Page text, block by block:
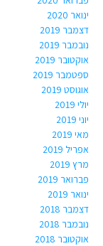
ינואר 2020
דצמבר 2019
נובמבר 2019
אוקטובר 2019
ספטמבר 2019
אוגוסט 2019
יולי 2019
יוני 2019
מאי 2019
אפריל 2019
מרץ 2019
פברואר 2019
ינואר 2019
דצמבר 2018
נובמבר 2018
אוקטובר 2018